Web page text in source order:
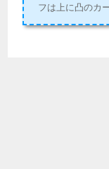
フは上に凸のカ